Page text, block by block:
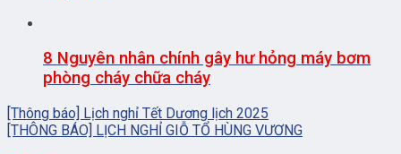
8 Nguyên nhân chính gây hư hỏng máy bơm
phòng cháy chữa cháy
[Thông báo] Lịch nghỉ Tết Dương lịch 2025
[THÔNG BÁO] LỊCH NGHỈ GIỖ TỔ HÙNG VƯƠNG